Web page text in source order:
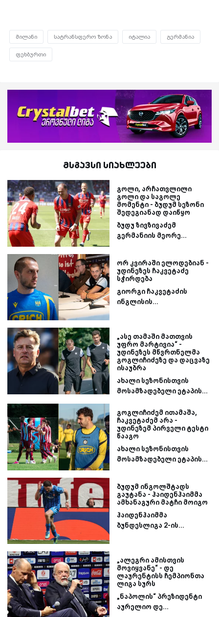
მილანი სატრანსფერო ზონა იტალია გერმანია
ფეხბურთი
მსგავსი სიახლეები
გოლი, არჩათვლილი
გოლი და საგოლე
მომენტი - ბუდუმ სეზონი
შედეგიანად დაიწყო
ბუდუ ზივზივაძემ
გერმანიის მეორე...
ორ კვირაში ელოდებიან -
უდინეზეს ჩაკვეტაძე
სჭირდება
გიორგი ჩაკვეტაძის
ინგლისის...
„ასე თამაში მათთვის
უფრო მარტივია“ -
უდინეზეს მწვრთნელმა
გოგლიჩიძეზე და დაცვაზე
ისაუბრა
ახალი სეზონისთვის
მოსამზადებელი ეტაპის...
გოგლიჩიძემ ითამაშა,
ჩაკვეტაძემ არა -
უდინეზემ პირველი ტესტი
წააგო
ახალი სეზონისთვის
მოსამზადებელი ეტაპის...
ბუდუმ ინგოლშტადს
გაუტანა - ჰაიდენჰაიმმა
ამხანაგური მატჩი მოიგო
ჰაიდენჰაიმმა
ბუნდესლიგა 2-ის...
„ალეგრი ამისთვის
მოვიყვანე“ - დე
ლაურენტისს ჩემპიონთა
ლიგა სურს
„ნაპოლის“ პრეზიდენტი
აურელიო დე...